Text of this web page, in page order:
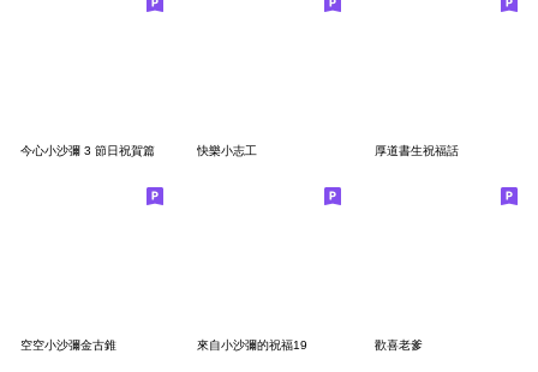
今心小沙彌 3 節日祝賀篇 快樂小志工 厚道書生祝福話
空空小沙彌金古錐 來自小沙彌的祝福19 歡喜老爹